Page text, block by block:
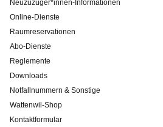
Neuzuzüger*innen-Informationen
Online-Dienste
Raumreservationen
Abo-Dienste
Reglemente
Downloads
Notfallnummern & Sonstige
Wattenwil-Shop
Kontaktformular